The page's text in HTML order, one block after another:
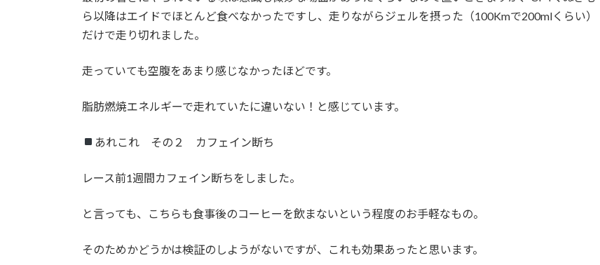
ら以降はエイドでほとんど食べなかったですし、走りながらジェルを摂った（100Kmで200mlくらい）
だけで走り切れました。
走っていても空腹をあまり感じなかったほどです。
脂肪燃焼エネルギーで走れていたに違いない！と感じています。
あれこれ その２ カフェイン断ち
レース前1週間カフェイン断ちをしました。
と言っても、こちらも食事後のコーヒーを飲まないという程度のお手軽なもの。
そのためかどうかは検証のしようがないですが、これも効果あったと思います。